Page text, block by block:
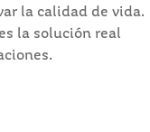
la calidad de vida.
la solución real